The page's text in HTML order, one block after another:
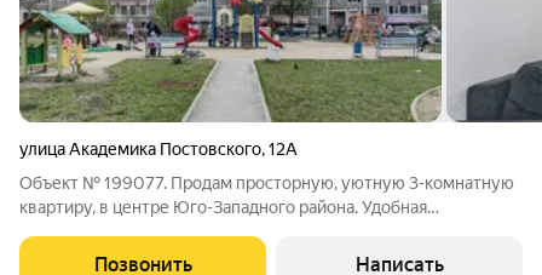
улица Академика Постовского,12А
Объект № 199077. Продам просторную, уютную 3-комнатную
квартиру, в центре Юго-Западного района. Удобная
раздельный санузел, большая лоджия на два окна, кладовая
Позвонить Написать